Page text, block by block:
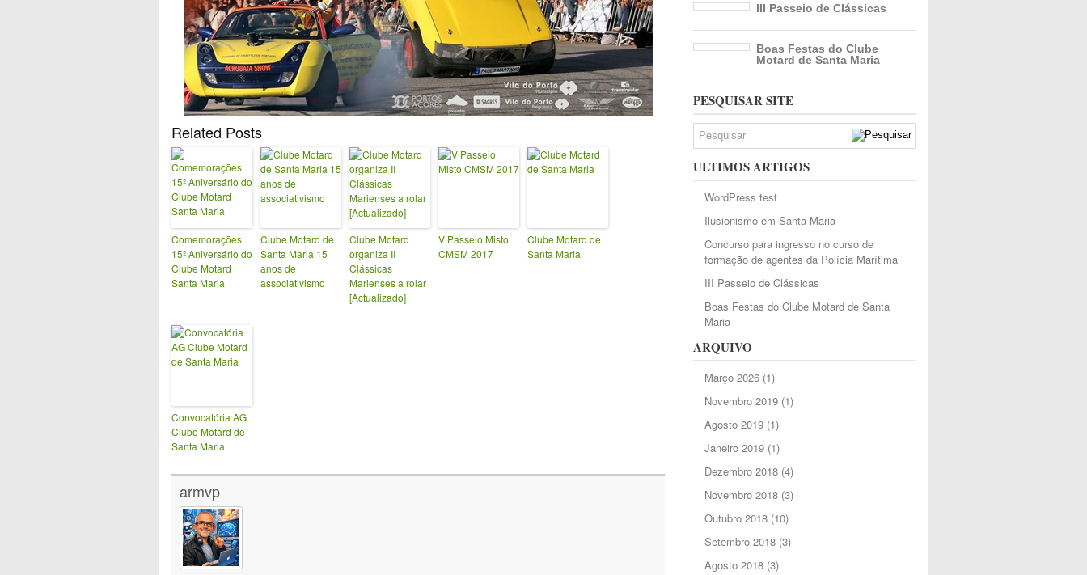
Related Posts
Comemorações
15º Aniversário do
Clube Motard
Santa Maria
Clube Motard de
Santa Maria 15
anos de
associativismo
Clube Motard
organiza II
Clássicas
Marienses a rolar
[Actualizado]
V Passeio Misto
CMSM 2017
Clube Motard de
Santa Maria
Convocatória AG
Clube Motard de
Santa Maria
armvp
III Passeio de Clássicas
Boas Festas do Clube
Motard de Santa Maria
PESQUISAR SITE
ULTIMOS ARTIGOS
WordPress test
Ilusionismo em Santa Maria
Concurso para ingresso no curso de
formação de agentes da Polícia Marítima
III Passeio de Clássicas
Boas Festas do Clube Motard de Santa
Maria
ARQUIVO
Março 2026(1)
Novembro 2019(1)
Agosto 2019(1)
Janeiro 2019(1)
Dezembro 2018(4)
Novembro 2018(3)
Outubro 2018(10)
Setembro 2018(3)
Agosto 2018(3)